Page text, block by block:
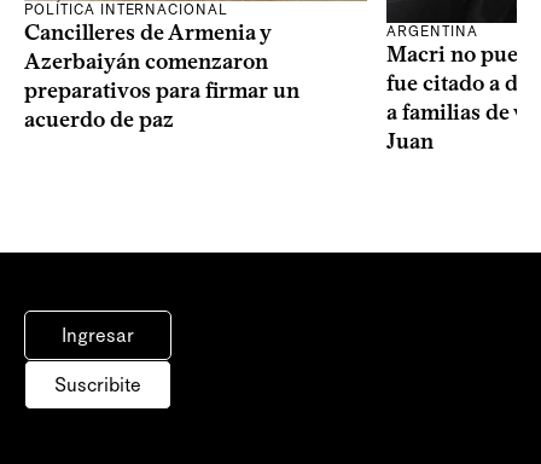
POLÍTICA INTERNACIONAL
Cancilleres de Armenia y
Azerbaiyán comenzaron
preparativos para firmar un
acuerdo de paz
ARGENTINA
Macri no
fue citado a
a familias de
Juan
Ingresar
Suscribite